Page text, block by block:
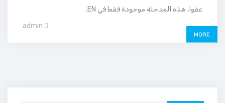
عفوا، هذه المدخلة موجودة فقط في EN.
admin
MORE